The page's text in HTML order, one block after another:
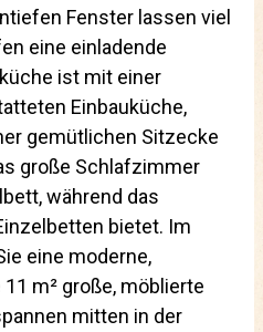
Fenster lassen viel
eine einladende
ist mit einer
Einbauküche,
gemütlichen Sitzecke
große Schlafzimmer
während das
bietet. Im
eine moderne,
m² große, möblierte
mitten in der